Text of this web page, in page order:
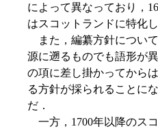
によって異なっており，
はスコットランドに特化
また，編纂方針につい
源に遡るものでも語形が
の項に差し掛かってから
る方針が採られることに
だ．
一方，1700年以降のス